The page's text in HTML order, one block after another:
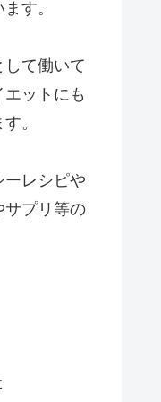
す。
て働いて
ットにも
。
ーレシピや
サプリ等の